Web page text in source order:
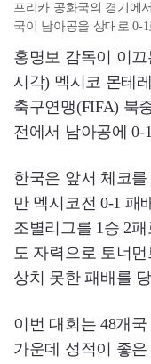
프리카 공화국의 경기에
국이 남아공을 상대로 0-
홍명보 감독이 이
시각) 멕시코 몬테
축구연맹(FIFA) 북
전에서 남아공에 0-
한국은 앞서 체코
만 멕시코전 0-1 패
조별리그를 1승 2
도 자력으로 토너
상치 못한 패배를
이번 대회는 48개
가운데 성적이 좋